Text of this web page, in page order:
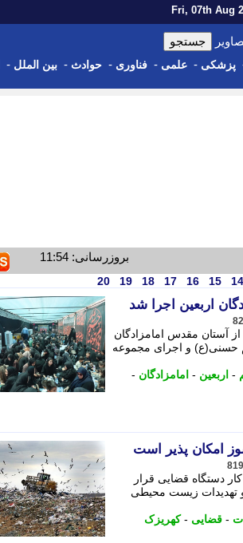
پزشکی - علمی - فناوری - حوادث - بین الملل -
بروزرسانی: 11:54
14
15
16
17
18
19
20
اربعین اجرا شد
آستان مقدس امامزادگان
حسنی(ع) و اجرای مجموعه
- اربعین - امامزادگان -
امکان پذیر است
دستگاه قضایی قرار
تهدیدات زیست محیطی
- قضایی -کهریزک